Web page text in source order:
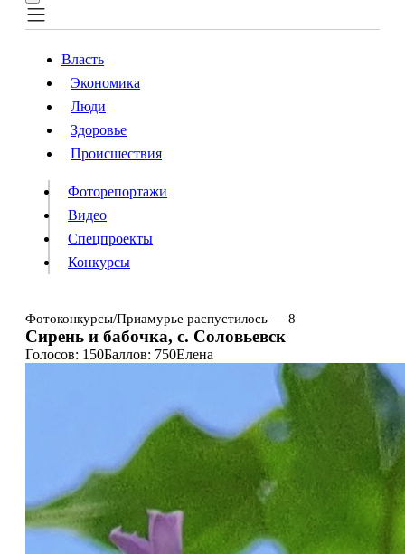
Власть
Происшествия
Видео
Конкурсы
Все новостиАрхив
Власть
Экономика
Люди
Здоровье
Происшествия
Фоторепортажи
Видео
Спецпроекты
Конкурсы
Фотоконкурсы/Приамурье распустилось — 8
Сирень и бабочка, с. Соловьевск
Голосов: 150Баллов: 750Елена